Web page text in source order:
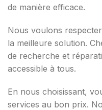
de manière efficace.
Nous voulons
la meilleure solution.
de recherche et
accessible à tous.
En nous choisissant,
services au bon prix.